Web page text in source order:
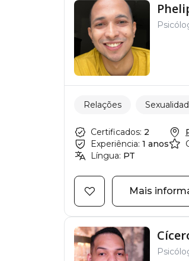
Relações
Certificados: 2
Experiência: 1 anos
Língua: PT
Mais